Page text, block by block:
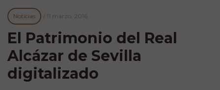
Noticias / 11 marzo, 2016
El Patrimonio del Real
Alcázar de Sevilla
digitalizado